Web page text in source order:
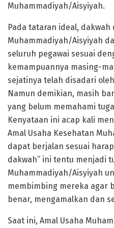
Muhammadiyah/Aisyiyah.
Pada tataran ideal, dakwah
Muhammadiyah/Aisyiyah
seluruh pegawai sesuai
kemampuannya masing-
sejatinya telah disadari
Namun demikian, masih
yang belum memahami
Kenyataan ini acap kali
Amal Usaha Kesehatan
dapat berjalan sesuai
dakwah” ini tentu menjadi
Muhammadiyah/Aisyiyah
membimbing mereka agar
benar, mengamalkan dan
Saat ini, Amal Usaha